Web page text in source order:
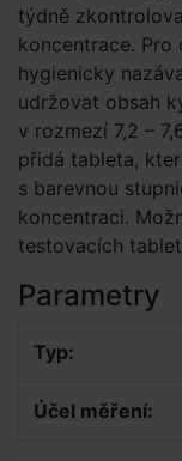
týdně
koncentrace.
hygienicky
udržovat obsah
v rozmezí 7,2 –
přidá tableta,
s barevnou
koncentraci.
testovacích
Parametry
Typ:
Účel měření: